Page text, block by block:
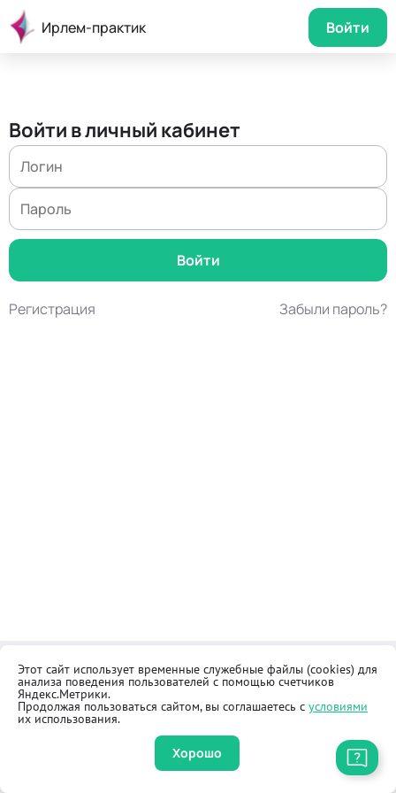
Ирлем-практик Войти
Войти в личный кабинет
Регистрация Забыли пароль?
Контакты
Как купить
Общественная приёмная
Реквизиты
Оферта
Правила продажи товаров
Этот сайт использует временные служебные файлы (cookies) для
анализа поведения пользователей с помощью счетчиков
Яндекс.Метрики.
Продолжая пользоваться сайтом, вы соглашаетесь с условиями
их использования.
Хорошо